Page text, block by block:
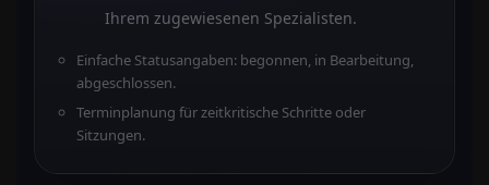
Ihrem zugewiesenen Spezialisten.
Einfache Statusangaben: begonnen, in Bearbeitung,
abgeschlossen.
Terminplanung für zeitkritische Schritte oder
Sitzungen.